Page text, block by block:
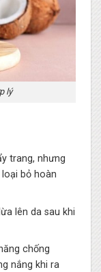
lý
trang, nhưng
bỏ hoàn
lên da sau khi
chống
nắng khi ra